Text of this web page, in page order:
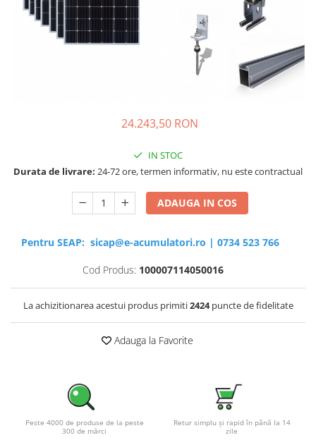
Sisteme de management (BMS)
Redresoare, incarcatoare si testere
24.243,50 RON
IN STOC
Durata de livrare: 24-72 ore, termen informativ, nu este contractual
ADAUGA IN COS
Pentru SEAP: sicap@e-acumulatori.ro | 0734 523 766
Cod Produs: 100007114050016
La achizitionarea acestui produs primiti2424puncte de fidelitate
Adauga la Favorite
Peste 4000 de produse de la peste
300 de mărci
Retur simplu și rapid în până la 14
zile